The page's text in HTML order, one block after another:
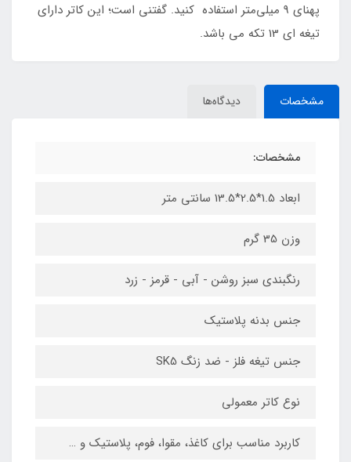
پهنای 9 میلی‌متر استفاده کنید. گفتنی است؛ این کاتر دارای
تیغه ای 13 تکه می باشد.
مشخصات دیدگاه‌ها
مشخصات:
ابعاد 1.5*2.5*13.5 سانتی متر
وزن 35 گرم
رنگبندی سبز روشن - آبی - قرمز - زرد
جنس بدنه پلاستیک
جنس تیغه فلز - ضد زنگ SK5
نوع کاتر معمولی
کاربرد مناسب برای کاغذ، مقوا، فوم، پلاستیک و …